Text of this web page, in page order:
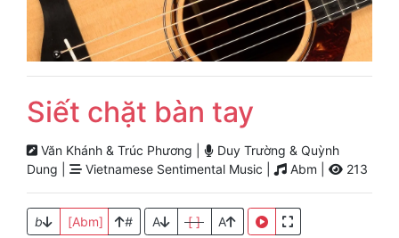
Siết chặt bàn tay
Văn Khánh & Trúc Phương |
Duy Trường & Quỳnh
Dung |
Vietnamese Sentimental Music | Abm | 213
b [Abm] # A [ ] A